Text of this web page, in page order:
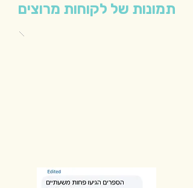
תמונות של לקוחות מרוצים